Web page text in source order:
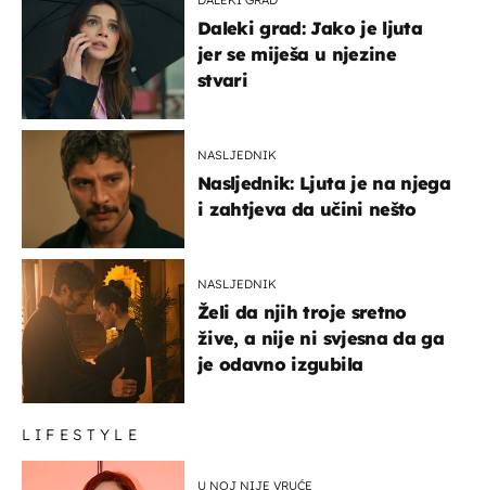
Daleki grad: Jako je ljuta
jer se miješa u njezine
stvari
NASLJEDNIK
Nasljednik: Ljuta je na njega
i zahtjeva da učini nešto
NASLJEDNIK
Želi da njih troje sretno
žive, a nije ni svjesna da ga
je odavno izgubila
LIFESTYLE
U NOJ NIJE VRUĆE